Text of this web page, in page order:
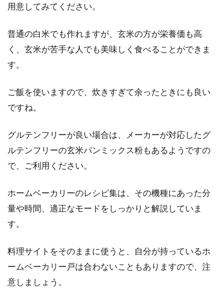
用意してみてください。
普通の白米でも作れますが、玄米の方が栄養価も高
く、玄米が苦手な人でも美味しく食べることができま
す。
ご飯を使いますので、炊きすぎて余ったときにも良い
ですね。
グルテンフリーが良い場合は、メーカーが対応したグ
ルテンフリーの玄米パンミックス粉もあるようですの
で、ご利用ください。
ホームベーカリーのレシピ集は、その機種にあった分
量や時間、適正なモードをしっかりと解説していま
す。
料理サイトをそのままに使うと、自分が持っているホ
ームベーカリー戸は合わないこともありますので、注
意しましょう。